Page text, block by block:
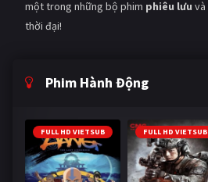
một trong những bộ phim phiêu lưu và
thời đại!
Phim Hành Động
FULL HD VIETSUB FULL HD VIETSUB